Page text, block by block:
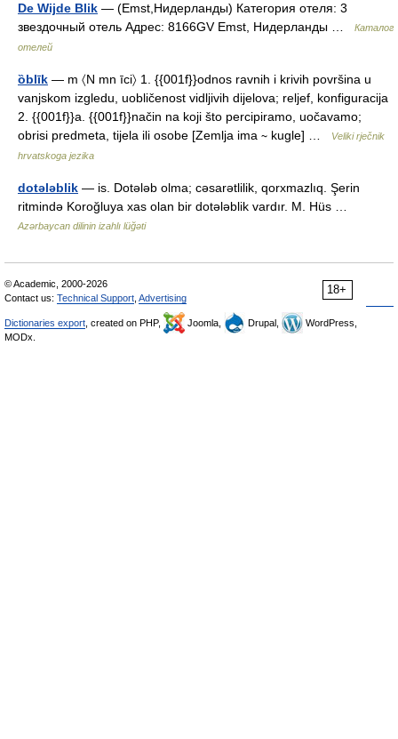
De Wijde Blik — (Emst,Нидерланды) Категория отеля: 3
звездочный отель Адрес: 8166GV Emst, Нидерланды …
Каталог
отелей
ȍblīk — m 〈N mn īci〉 1. {{001f}}odnos ravnih i krivih površina u
vanjskom izgledu, uobličenost vidljivih dijelova; reljef, konfiguracija
2. {{001f}}a. {{001f}}način na koji što percipiramo, uočavamo;
obrisi predmeta, tijela ili osobe [Zemlja ima ∼ kugle] …
Veliki rječnik
hrvatskoga jezika
dotələblik — is. Dotələb olma; cəsarətlilik, qorxmazlıq. Şerin
ritmində Koroğluya xas olan bir dotələblik vardır. M. Hüs …
Azərbaycan dilinin izahlı lüğəti
18+
© Academic, 2000-2026
Contact us: Technical Support Advertising
Dictionaries export , created on PHP, Joomla, Drupal,
WordPress,
MODx.